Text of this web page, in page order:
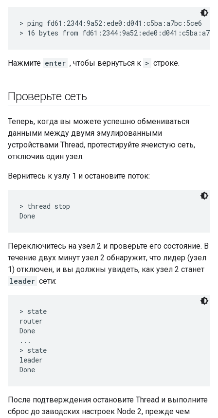
> ping fd61:2344:9a52:ede0:d041:c5ba:a7bc:5ce6
Нажмите enter , чтобы вернуться к > строке.
Проверьте сеть
Теперь, когда вы можете успешно обмениваться
данными между двумя эмулированными
устройствами Thread, протестируйте ячеистую сеть,
отключив один узел.
Вернитесь к узлу 1 и остановите поток:
> thread stop
Переключитесь на узел 2 и проверьте его состояние. В
течение двух минут узел 2 обнаружит, что лидер (узел
1) отключен, и вы должны увидеть, как узел 2 станет
leader сети:
> state
router
Done
...
> state
leader
После подтверждения остановите Thread и выполните
сброс до заводских настроек Node 2, прежде чем